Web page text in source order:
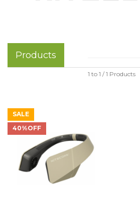
Products
1 to 1 / 1 Products
SALE
40%OFF